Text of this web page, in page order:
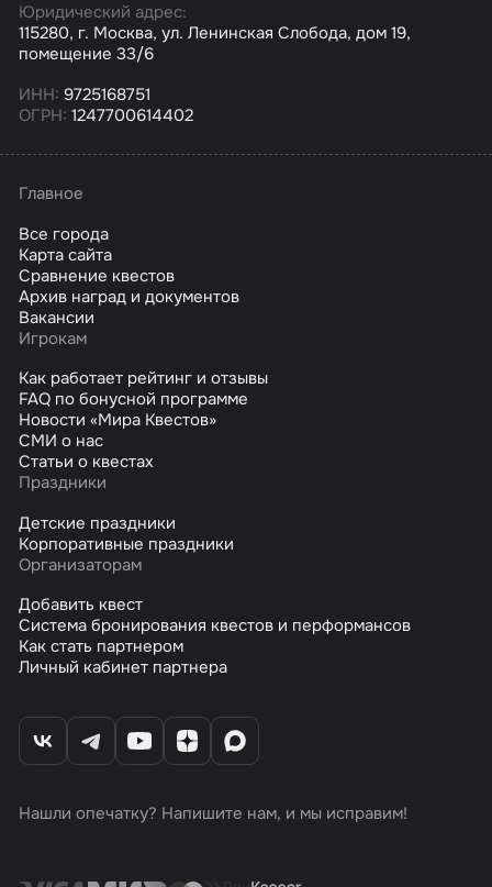
Юридический адрес:
115280, г. Москва, ул. Ленинская Слобода, дом 19,
помещение 33/6
ИНН: 9725168751
ОГРН: 1247700614402
Главное
Все города
Карта сайта
Сравнение квестов
Архив наград и документов
Вакансии
Игрокам
Как работает рейтинг и отзывы
FAQ по бонусной программе
Новости «Мира Квестов»
СМИ о нас
Статьи о квестах
Праздники
Детские праздники
Корпоративные праздники
Организаторам
Добавить квест
Система бронирования квестов и перформансов
Как стать партнером
Личный кабинет партнера
Нашли опечатку? Напишите нам, и мы исправим!